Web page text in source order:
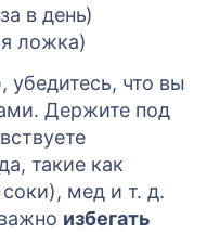
в день)
ложка)
что вы
Держите под
такие как
мед и т. д.
избегать